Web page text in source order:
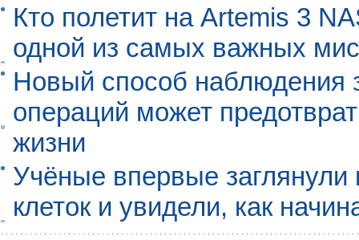
Кто полетит на Artemis 3
одной из самых важных
Новый способ наблюдения
операций может
жизни
Учёные впервые
клеток и увидели, как